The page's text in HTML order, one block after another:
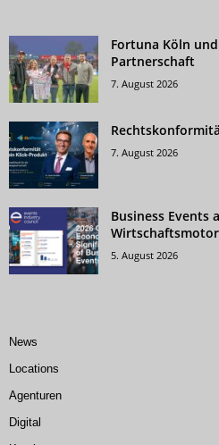
Fortuna Köln
Partnerschaft
7. August 2026
7. August 2026
Business Events
5. August 2026
News
Locations
Agenturen
Digital